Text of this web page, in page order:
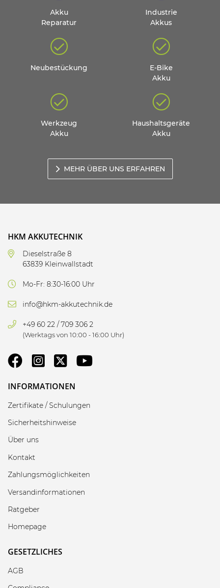
Akku
Reparatur
Industrie
Akkus
Neubestückung
E-Bike
Akku
Werkzeug
Akku
Haushaltsgeräte
Akku
MEHR ÜBER UNS ERFAHREN
HKM AKKUTECHNIK
Dieselstraße 8
63839 Kleinwallstadt
Mo-Fr: 8:30-16:00 Uhr
info@hkm-akkutechnik.de
+49 60 22 / 709 306 2
(Werktags von 10:00 - 16:00 Uhr)
INFORMATIONEN
Zertifikate / Schulungen
Sicherheitshinweise
Über uns
Kontakt
Zahlungsmöglichkeiten
Versandinformationen
Ratgeber
Homepage
GESETZLICHES
AGB